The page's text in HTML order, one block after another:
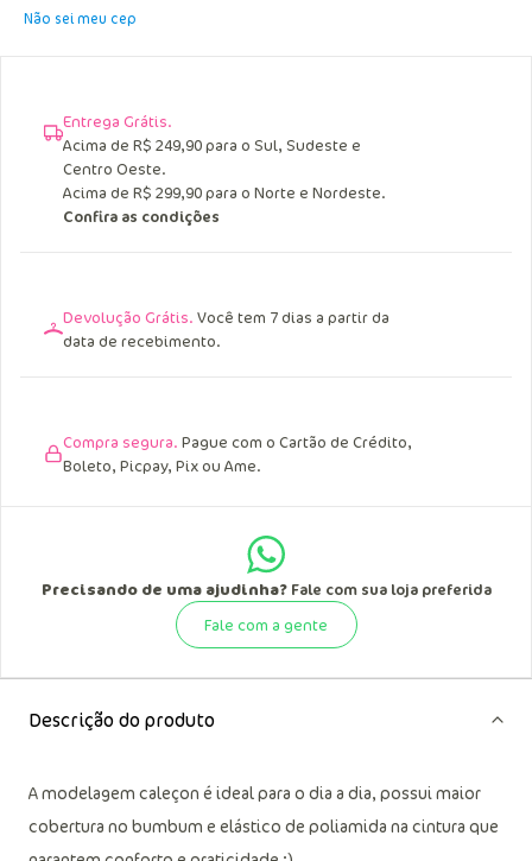
Não sei meu cep
Entrega Grátis.
Acima de R$ 249,90 para o Sul, Sudeste e
Centro Oeste.
Acima de R$ 299,90 para o Norte e Nordeste.
Confira as condições
Devolução Grátis. Você tem 7 dias a partir da
data de recebimento.
Compra segura. Pague com o Cartão de Crédito,
Boleto, Picpay, Pix ou Ame.
Precisando de uma ajudinha?Fale com sua loja preferida
Fale com a gente
Descrição do produto
A modelagem caleçon é ideal para o dia a dia, possui maior
cobertura no bumbum e elástico de poliamida na cintura que